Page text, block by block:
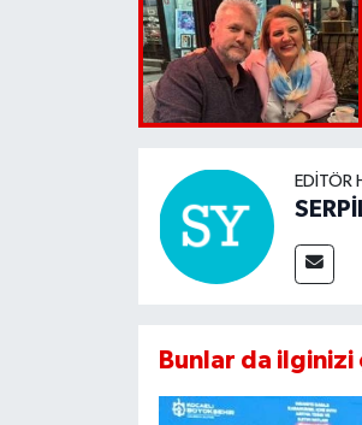
EDITÖR
Bunlar da